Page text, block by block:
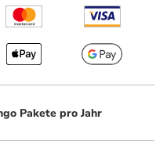
Pakete pro Jahr